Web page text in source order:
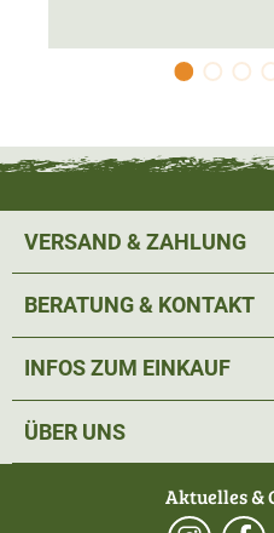
streng geheim.
wirddirekt auf einem
zwischen 20-100cm.
über als Lockmittel für
Dank
und hat einen intensiven,
Inhalt pro Box: 6x500ml
VERSAND & ZAHLUNG
BERATUNG & KONTAKT
INFOS ZUM EINKAUF
ÜBER UNS
Aktuelles &